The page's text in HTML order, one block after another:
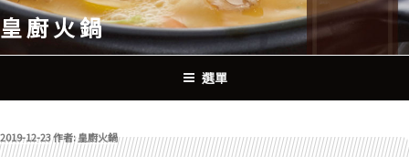
跳
至
主
內
皇廚火鍋
選單
發佈於
2019-12-23作者:皇廚火鍋